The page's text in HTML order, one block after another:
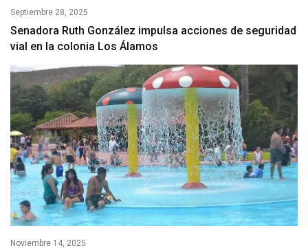
Septiembre 28, 2025
Senadora Ruth González impulsa acciones de seguridad
vial en la colonia Los Álamos
Noviembre 14, 2025